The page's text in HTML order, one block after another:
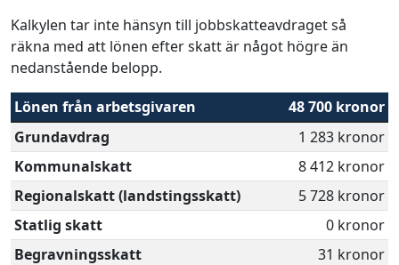
Kalkylen tar inte hänsyn till jobbskatteavdraget så
räkna med att lönen efter skatt är något högre än
nedanstående belopp.
Lönen från arbetsgivaren
48 700 kronor
Grundavdrag
1 283 kronor
Kommunalskatt
8 412 kronor
Regionalskatt (landstingsskatt)
5 728 kronor
Statlig skatt
0 kronor
Begravningsskatt
31 kronor